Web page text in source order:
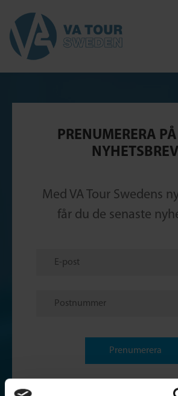
PRENUMERERA
NYHETSBREV
Med VA Tour Swedens
får du de senaste
Prenumerera
Jag